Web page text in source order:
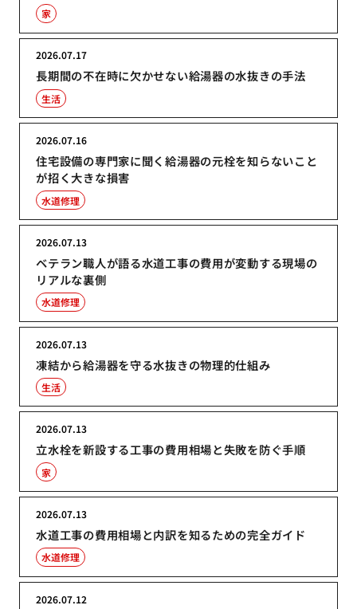
家
長期間の不在時に欠かせない給湯器の水抜きの手法
2026.07.17
生活
住宅設備の専門家に聞く給湯器の元栓を知らないこと
が招く大きな損害
2026.07.16
水道修理
ベテラン職人が語る水道工事の費用が変動する現場の
リアルな裏側
2026.07.13
水道修理
凍結から給湯器を守る水抜きの物理的仕組み
2026.07.13
生活
立水栓を新設する工事の費用相場と失敗を防ぐ手順
2026.07.13
家
水道工事の費用相場と内訳を知るための完全ガイド
2026.07.13
水道修理
2026.07.12